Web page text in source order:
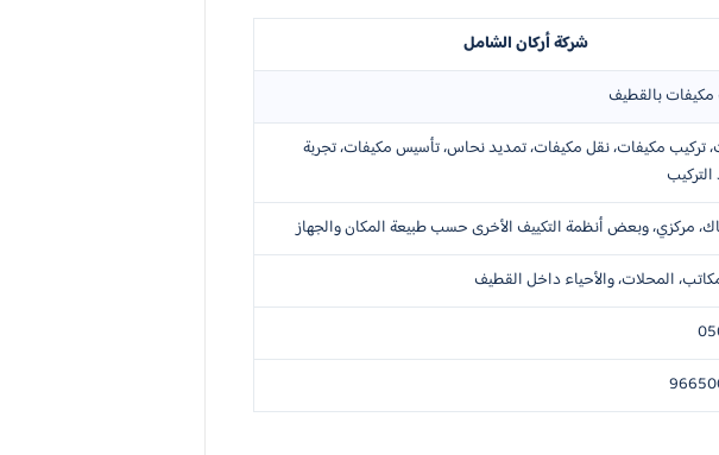
شركة أركان الشامل
بالقطيف
تركيب مكيفات، نقل مكيفات، تمديد نحاس، تأسيس مكيفات، تجربة
مركزي، وبعض أنظمة التكييف الأخرى حسب طبيعة المكان والجهاز
المحلات، والأحياء داخل القطيف